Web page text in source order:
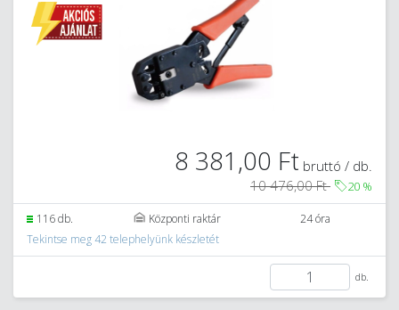
8 381,00 Ft bruttó / db.
10 476,00 Ft
20 %
116 db. Központi raktár
24 óra
Tekintse meg 42 telephelyünk készletét
db.